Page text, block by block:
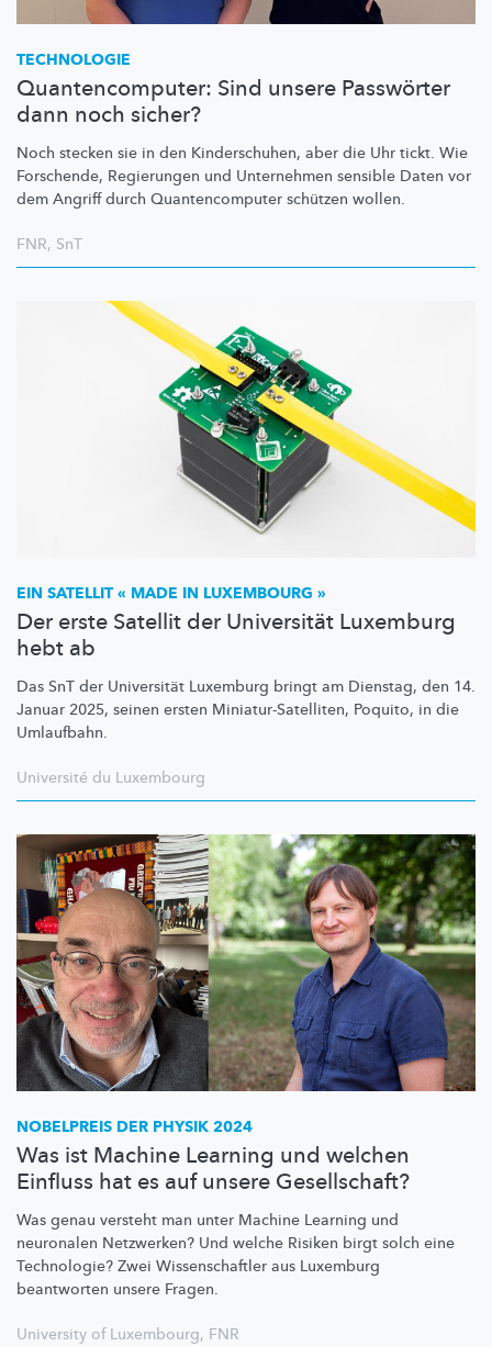
TECHNOLOGIE
Quantencomputer: Sind unsere Passwörter
dann noch sicher?
Noch stecken sie in den Kinderschuhen, aber die Uhr tickt. Wie
Forschende, Regierungen und Unternehmen sensible Daten vor
dem Angriff durch Quantencomputer schützen wollen.
FNR, SnT
EIN SATELLIT « MADE IN LUXEMBOURG »
Der erste Satellit der Universität Luxemburg
hebt ab
Das SnT der Universität Luxemburg bringt am Dienstag, den 14.
Januar 2025, seinen ersten Miniatur-Satelliten, Poquito, in die
Umlaufbahn.
Université du Luxembourg
NOBELPREIS DER PHYSIK 2024
Was ist Machine Learning und welchen
Einfluss hat es auf unsere Gesellschaft?
Was genau versteht man unter Machine Learning und
neuronalen Netzwerken? Und welche Risiken birgt solch eine
Technologie? Zwei Wissenschaftler aus Luxemburg
beantworten unsere Fragen.
University of Luxembourg, FNR